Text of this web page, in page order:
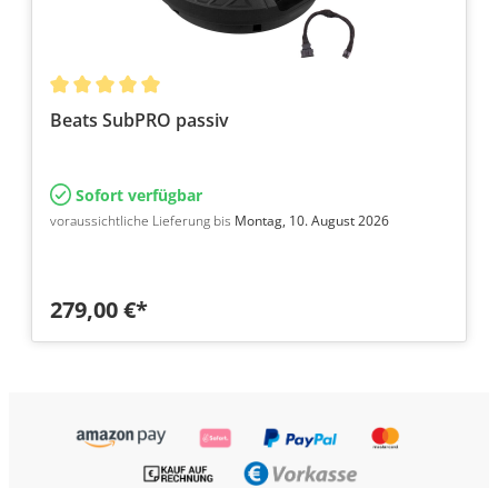
Beats SubPRO passiv
Sofort verfügbar
voraussichtliche Lieferung bis Montag, 10. August 2026
279,00 €*